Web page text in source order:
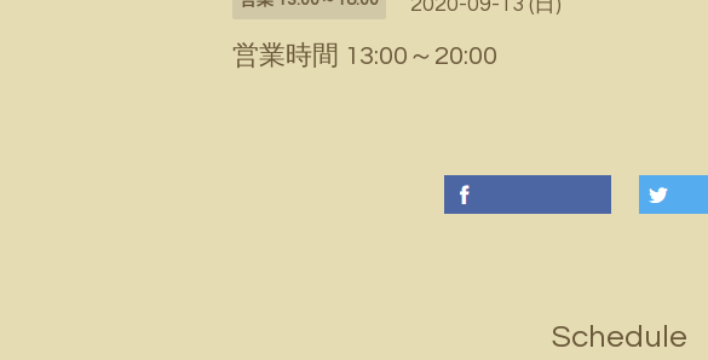
営業時間 13:00～20:00
Schedule